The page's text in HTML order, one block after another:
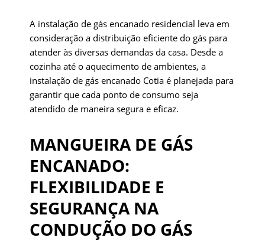
A instalação de gás encanado residencial leva em
consideração a distribuição eficiente do gás para
atender às diversas demandas da casa. Desde a
cozinha até o aquecimento de ambientes, a
instalação de gás encanado Cotia é planejada para
garantir que cada ponto de consumo seja
atendido de maneira segura e eficaz.
MANGUEIRA DE GÁS
ENCANADO:
FLEXIBILIDADE E
SEGURANÇA NA
CONDUÇÃO DO GÁS